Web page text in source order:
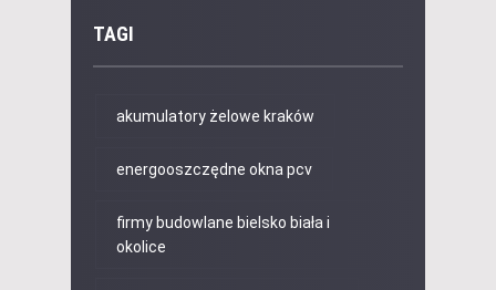
TAGI
akumulatory żelowe kraków
energooszczędne okna pcv
firmy budowlane bielsko biała i
okolice